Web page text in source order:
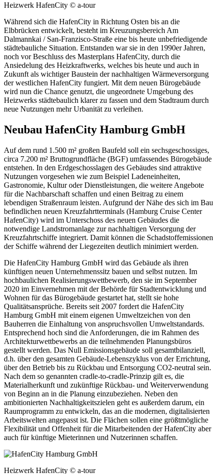
Heizwerk HafenCity © a-tour
Während sich die HafenCity in Richtung Osten bis an die
Elbbrücken entwickelt, besteht im Kreuzungsbereich Am
Dalmannkai / San-Franzisco-Straße eine bis heute unbefriedigende
städtebauliche Situation. Entstanden war sie in den 1990er Jahren,
noch vor Beschluss des Masterplans HafenCity, durch die
Ansiedelung des Heizkraftwerks, welches bis heute und auch in
Zukunft als wichtiger Baustein der nachhaltigen Wärmeversorgung
der westlichen HafenCity fungiert. Mit dem neuen Bürogebäude
wird nun die Chance genutzt, die ungeordnete Umgebung des
Heizwerks städtebaulich klarer zu fassen und dem Stadtraum durch
neue Nutzungen mehr Urbanität zu verleihen.
Neubau HafenCity Hamburg GmbH
Auf dem rund 1.500 m² großen Baufeld soll ein sechsgeschossiges,
circa 7.200 m² Bruttogrundfläche (BGF) umfassendes Bürogebäude
entstehen. In den Erdgeschosslagen des Gebäudes sind attraktive
Nutzungen vorgesehen wie zum Beispiel Ladeneinheiten,
Gastronomie, Kultur oder Dienstleistungen, die weitere Angebote
für die Nachbarschaft schaffen und einen Beitrag zu einem
lebendigen Straßenraum leisten. Aufgrund der Nähe des sich im Bau
befindlichen neuen Kreuzfahrtterminals (Hamburg Cruise Center
HafenCity) wird im Unterschoss des neuen Gebäudes die
notwendige Landstromanlage zur nachhaltigen Versorgung der
Kreuzfahrtschiffe integriert. Damit können die Schadstoffemissionen
der Schiffe während der Liegezeiten deutlich minimiert werden.
Die HafenCity Hamburg GmbH wird das Gebäude als ihren
künftigen neuen Unternehmenssitz bauen und selbst nutzen. Im
hochbaulichen Realisierungswettbewerb, den sie im September
2020 im Einvernehmen mit der Behörde für Stadtentwicklung und
Wohnen für das Bürogebäude gestartet hat, stellt sie hohe
Qualitätsansprüche. Bereits seit 2007 fordert die HafenCity
Hamburg GmbH mit einem eigenen Umweltzeichen von den
Bauherren die Einhaltung von anspruchsvollen Umweltstandards.
Entsprechend hoch sind die Anforderungen, die im Rahmen des
Architekturwettbewerbs an die teilnehmenden Planungsbüros
gestellt werden. Das Null Emissionsgebäude soll gesamtbilanziell,
d.h. über den gesamten Gebäude-Lebenszyklus von der Errichtung,
über den Betrieb bis zu Rückbau und Entsorgung CO2-neutral sein.
Nach dem so genannten cradle-to-cradle-Prinzip gilt es, die
Materialherkunft und zukünftige Rückbau- und Weiterverwendung
von Beginn an in die Planung einzubeziehen. Neben den
ambitionierten Nachhaltigkeitszielen geht es außerdem darum, ein
Raumprogramm zu entwickeln, das an die modernen, digitalisierten
Arbeitswelten angepasst ist. Die Flächen sollen eine größtmögliche
Flexibilität und Offenheit für die Mitarbeitenden der HafenCity aber
auch für künftige Mieterinnen und Nutzerinnen schaffen.
Heizwerk HafenCity © a-tour